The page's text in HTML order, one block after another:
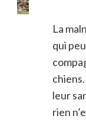
La
qui
leur
rien